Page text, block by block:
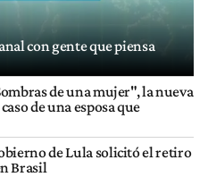
con gente que piensa
de una mujer", la nueva
de una esposa que
de Lula solicitó el retiro
Brasil